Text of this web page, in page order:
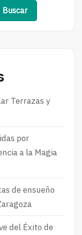
Buscar
Terrazas y
por
a la Magia
de ensueño
del Éxito de